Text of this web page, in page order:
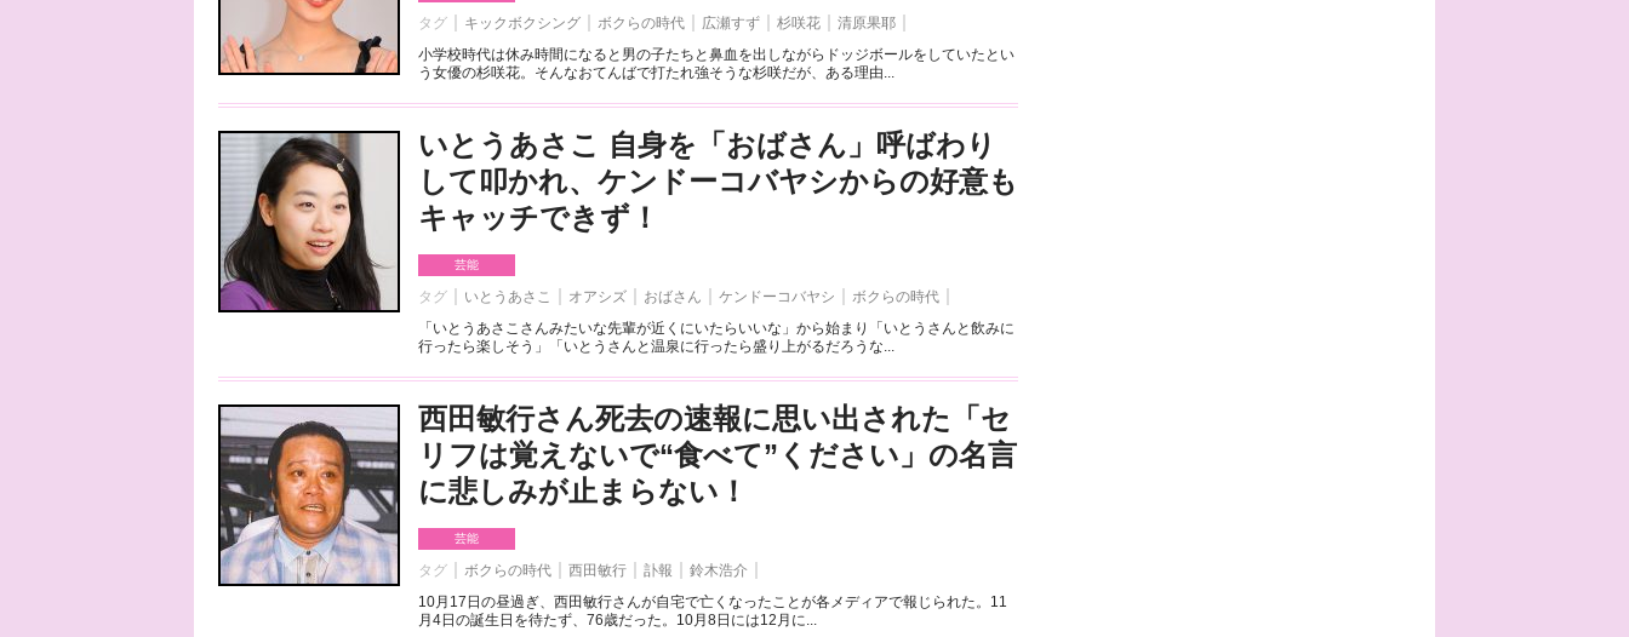
タグ キックボクシング ボクらの時代 広瀬すず 杉咲花
清原果耶
小学校時代は休み時間になると男の子たちと鼻血を出しながらドッジボールをしていたとい
う女優の杉咲花。そんなおてんばで打たれ強そうな杉咲だが、ある理由...
いとうあさこ 自身を「おばさん」呼ばわり
して叩かれ、ケンドーコバヤシからの好意も
キャッチできず！
芸能
タグ いとうあさこ オアシズ おばさん ケンドーコバヤシ
ボクらの時代
「いとうあさこさんみたいな先輩が近くにいたらいいな」から始まり「いとうさんと飲みに
行ったら楽しそう」「いとうさんと温泉に行ったら盛り上がるだろうな...
西田敏行さん死去の速報に思い出された「セ
リフは覚えないで“食べて”ください」の名言
に悲しみが止まらない！
芸能
タグ ボクらの時代 西田敏行 訃報
鈴木浩介
10月17日の昼過ぎ、西田敏行さんが自宅で亡くなったことが各メディアで報じられた。11
月4日の誕生日を待たず、76歳だった。10月8日には12月に...